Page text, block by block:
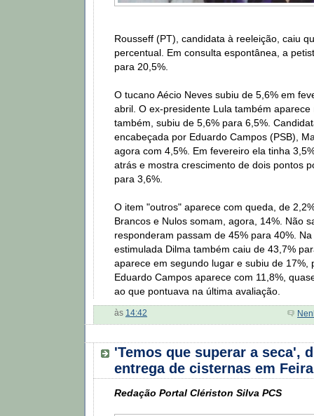
Rousseff (PT), candidata à reeleição, caiu
percentual. Em consulta espontânea, a
para 20,5%.
O tucano Aécio Neves subiu de 5,6% em
abril. O ex-presidente Lula também aparece
também, subiu de 5,6% para 6,5%.
encabeçada por Eduardo Campos (PSB),
agora com 4,5%. Em fevereiro ela tinha
atrás e mostra crescimento de dois pontos
para 3,6%.
O item "outros" aparece com queda, de
Brancos e Nulos somam, agora, 14%. Não
responderam passam de 45% para 40%.
estimulada Dilma também caiu de 43,7%
aparece em segundo lugar e subiu de 17%,
Eduardo Campos aparece com 11,8%,
ao que pontuava na última avaliação.
às 14:42
'Temos que superar a seca',
entrega de cisternas em
Redação Portal Clériston Silva PCS